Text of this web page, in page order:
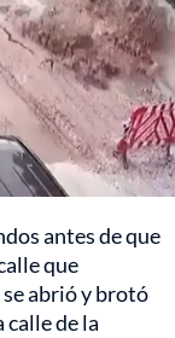
antes de que
que
abrió y brotó
calle de la